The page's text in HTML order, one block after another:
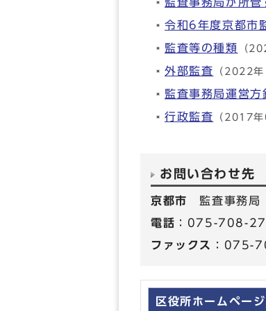
令和6年度京都市
監査等の種類 （
外部監査 （2022
監査事務局運営方
行政監査 （2017
お問い合わせ先
京都市
監査事務局
電話 ：075-708-
ファックス
：075-
区役所ホームページ